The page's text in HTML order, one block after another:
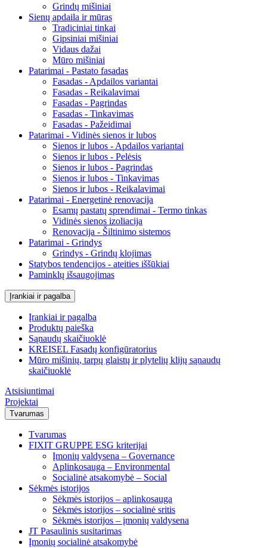
Grindų mišiniai
Sienų apdaila ir mūras
Tradiciniai tinkai
Gipsiniai mišiniai
Vidaus dažai
Mūro mišiniai
Patarimai - Pastato fasadas
Fasadas - Apdailos variantai
Fasadas - Reikalavimai
Fasadas - Pagrindas
Fasadas - Tinkavimas
Fasadas - Pažeidimai
Patarimai - Vidinės sienos ir lubos
Sienos ir lubos - Apdailos variantai
Sienos ir lubos - Pelėsis
Sienos ir lubos - Pagrindas
Sienos ir lubos - Tinkavimas
Sienos ir lubos - Reikalavimai
Patarimai - Energetinė renovacija
Esamų pastatų sprendimai - Termo tinkas
Vidinės sienos izoliacija
Renovacija - Šiltinimo sistemos
Patarimai - Grindys
Grindys - Grindų klojimas
Statybos tendencijos - ateities iššūkiai
Paminklų išsaugojimas
Įrankiai ir pagalba
Įrankiai ir pagalba
Produktų paieška
Sąnaudų skaičiuoklė
KREISEL Fasadų konfigūratorius
Mūro mišinių, tarpų glaistų ir plytelių klijų sąnaudų
skaičiuoklė
Atsisiuntimai
Projektai
Tvarumas
Tvarumas
FIXIT GRUPPE ESG kriterijai
Įmonių valdysena – Governance
Aplinkosauga – Environmental
Socialinė atsakomybė – Social
Sėkmės istorijos
Sėkmės istorijos – aplinkosauga
Sėkmės istorijos – socialinė sritis
Sėkmės istorijos – įmonių valdysena
JT Pasaulinis susitarimas
Įmonių socialinė atsakomybė